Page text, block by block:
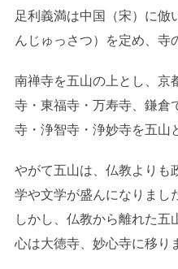
足利義満は中国（宋）に倣
んじゅっさつ）を定め、寺
南禅寺を五山の上とし、京
寺・東福寺・万寿寺、鎌倉
寺・浄智寺・浄妙寺を五山
やがて五山は、仏教よりも
学や文学が盛んになりまし
しかし、仏教から離れた五
心は大徳寺、妙心寺に移り